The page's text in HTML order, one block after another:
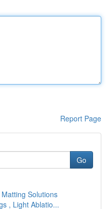
Report Page
Go
Solutions
, Light Ablatio...